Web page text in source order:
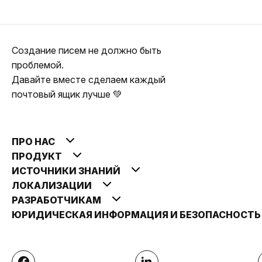
Создание писем не должно быть
проблемой.
Давайте вместе сделаем каждый
почтовый ящик лучше 💚
ПРО НАС
ПРОДУКТ
ИСТОЧНИКИ ЗНАНИЙ
ЛОКАЛИЗАЦИИ
РАЗРАБОТЧИКАМ
ЮРИДИЧЕСКАЯ ИНФОРМАЦИЯ И БЕЗОПАСНОСТЬ